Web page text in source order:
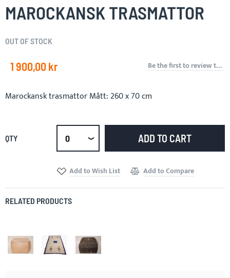
beginning
of
images
MAROCKANSK TRASMATTOR
OUT OF STOCK
1 900,00 kr Be the first to review this product
Marockansk trasmattor Mått: 260 x 70 cm
QTY ADD TO CART
Add to Wish List Add to Compare
RELATED PRODUCTS